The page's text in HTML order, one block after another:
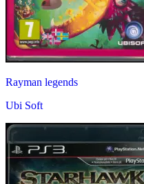
Rayman legends
Ubi Soft